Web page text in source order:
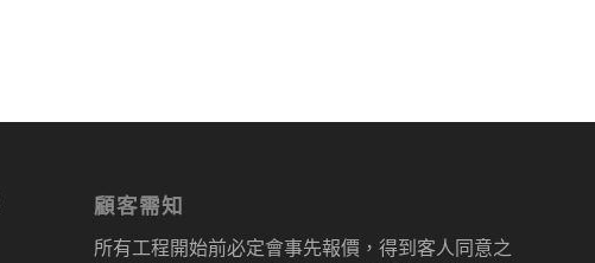
顧客需知
所有工程開始前必定會事先報價，得到客人同意之